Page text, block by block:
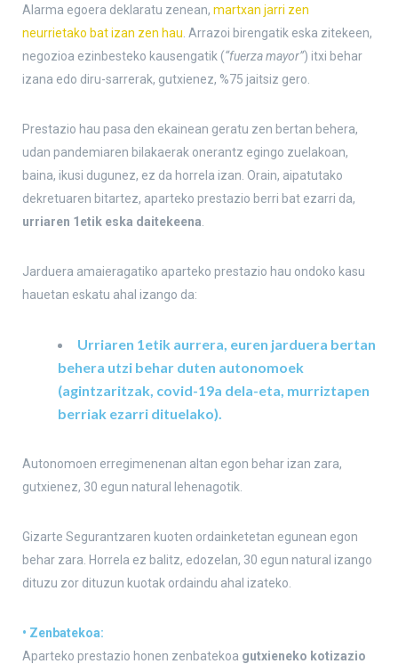
Alarma egoera deklaratu zenean, martxan jarri zen
neurrietako bat izan zen hau . Arrazoi birengatik eska zitekeen,
negozioa ezinbesteko kausengatik (“fuerza mayor”) itxi behar
izana edo diru-sarrerak, gutxienez, %75 jaitsiz gero.
Prestazio hau pasa den ekainean geratu zen bertan behera,
udan pandemiaren bilakaerak onerantz egingo zuelakoan,
baina, ikusi dugunez, ez da horrela izan. Orain, aipatutako
dekretuaren bitartez, aparteko prestazio berri bat ezarri da,
urriaren 1etik eska daitekeena
Jarduera amaieragatiko aparteko prestazio hau ondoko kasu
hauetan eskatu ahal izango da:
Urriaren 1etik aurrera, euren jarduera bertan
behera utzi behar duten autonomoek
(agintzaritzak, covid-19a dela-eta, murriztapen
berriak ezarri dituelako).
Autonomoen erregimenenan altan egon behar izan zara,
gutxienez, 30 egun natural lehenagotik.
Gizarte Segurantzaren kuoten ordainketetan egunean egon
behar zara. Horrela ez balitz, edozelan, 30 egun natural izango
dituzu zor dituzun kuotak ordaindu ahal izateko.
• Zenbatekoa:
Aparteko prestazio honen zenbatekoa gutxieneko kotizazio